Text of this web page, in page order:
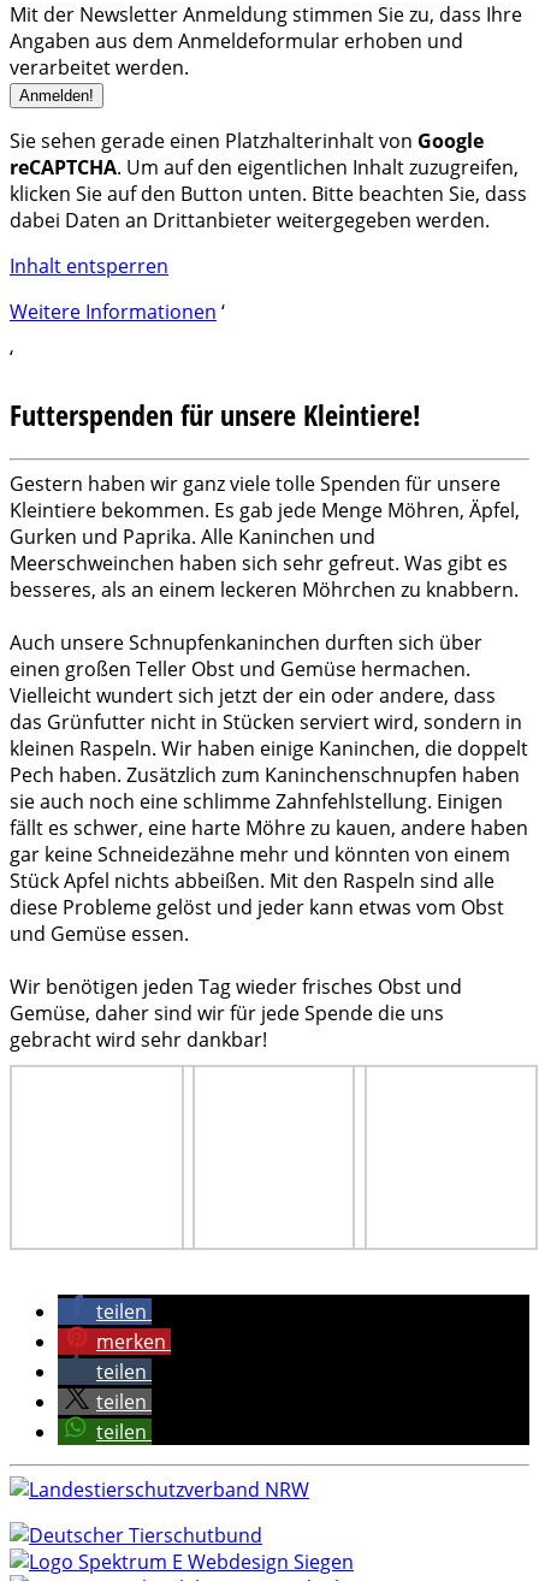
Mit der Newsletter Anmeldung stimmen Sie zu, dass Ihre
Angaben aus dem Anmeldeformular erhoben und
verarbeitet werden.
Sie sehen gerade einen Platzhalterinhalt von Google
reCAPTCHA. Um auf den eigentlichen Inhalt zuzugreifen,
klicken Sie auf den Button unten. Bitte beachten Sie, dass
dabei Daten an Drittanbieter weitergegeben werden.
Inhalt entsperren
Weitere Informationen ‘
‘
Futterspenden für unsere Kleintiere!
Gestern haben wir ganz viele tolle Spenden für unsere
Kleintiere bekommen. Es gab jede Menge Möhren, Äpfel,
Gurken und Paprika. Alle Kaninchen und
Meerschweinchen haben sich sehr gefreut. Was gibt es
besseres, als an einem leckeren Möhrchen zu knabbern.
Auch unsere Schnupfenkaninchen durften sich über
einen großen Teller Obst und Gemüse hermachen.
Vielleicht wundert sich jetzt der ein oder andere, dass
das Grünfutter nicht in Stücken serviert wird, sondern in
kleinen Raspeln. Wir haben einige Kaninchen, die doppelt
Pech haben. Zusätzlich zum Kaninchenschnupfen haben
sie auch noch eine schlimme Zahnfehlstellung. Einigen
fällt es schwer, eine harte Möhre zu kauen, andere haben
gar keine Schneidezähne mehr und könnten von einem
Stück Apfel nichts abbeißen. Mit den Raspeln sind alle
diese Probleme gelöst und jeder kann etwas vom Obst
und Gemüse essen.
Wir benötigen jeden Tag wieder frisches Obst und
Gemüse, daher sind wir für jede Spende die uns
gebracht wird sehr dankbar!
teilen
merken
teilen
teilen
teilen